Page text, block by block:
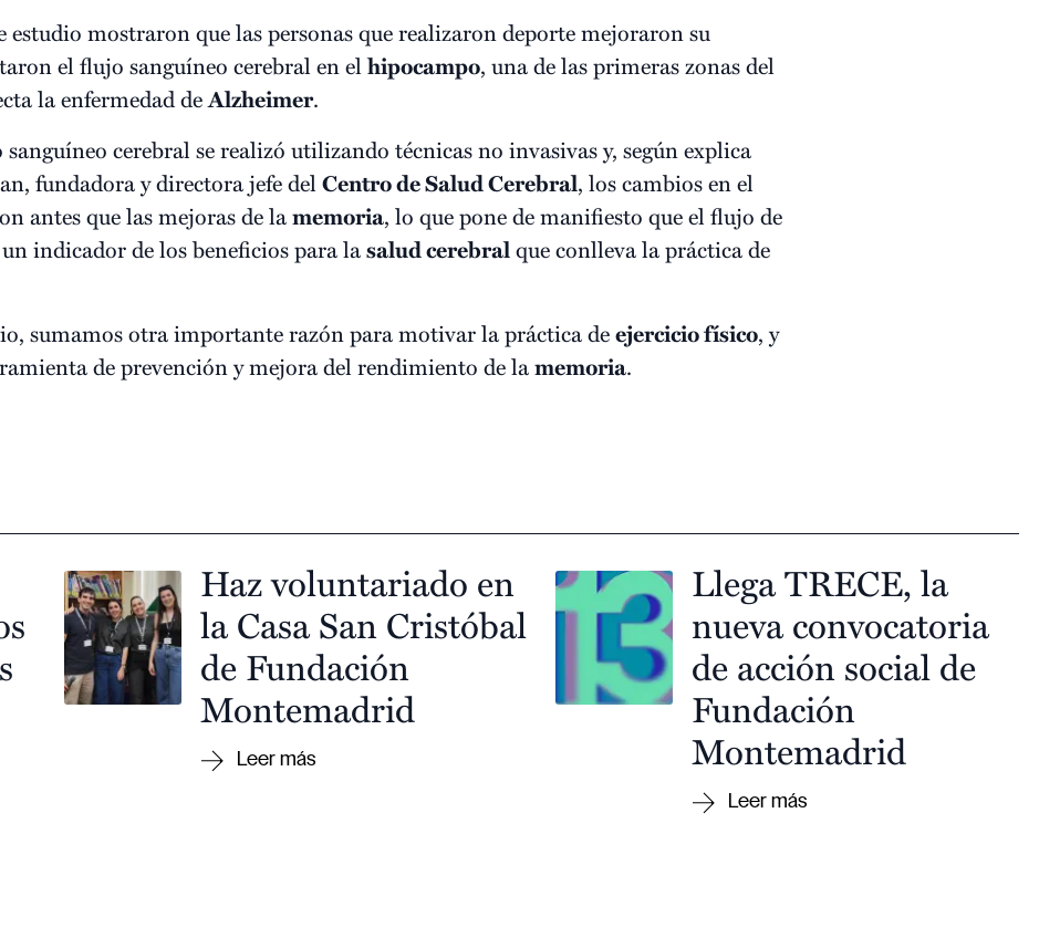
estudio mostraron que las personas que realizaron deporte mejoraron su
el flujo sanguíneo cerebral en elhipocampo, una de las primeras zonas del
la enfermedad deAlzheimer.
cerebral se realizó utilizando técnicas no invasivas y, según explica
fundadora y directora jefe delCentro de Salud Cerebral, los cambios en el
antes que las mejoras de lamemoria, lo que pone de manifiesto que el flujo de
indicador de los beneficios para lasalud cerebralque conlleva la práctica de
sumamos otra importante razón para motivar la práctica deejercicio físico, y
de prevención y mejora del rendimiento de lamemoria.
Haz voluntariado en
la Casa San Cristóbal
de Fundación
Montemadrid
Llega TRECE, la
nueva convocatoria
de acción social de
Fundación
Montemadrid